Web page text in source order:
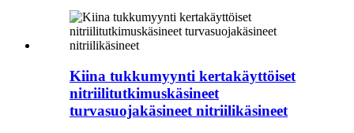
Kiina tukkumyynti kertakäyttöiset
nitriilitutkimuskäsineet
turvasuojakäsineet nitriilikäsineet